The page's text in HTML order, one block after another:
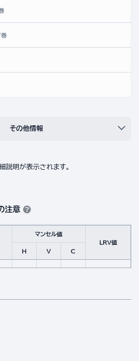
その他情報
説明が表示されます。
注意
マンセル値
LRV値
H
V C